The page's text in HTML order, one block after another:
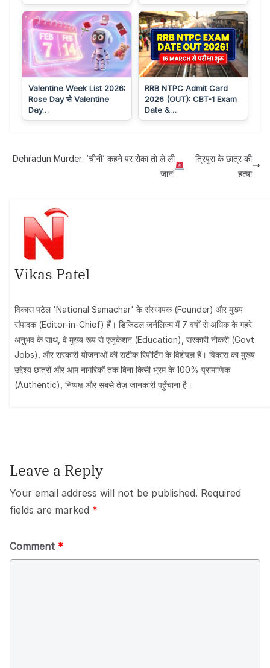
Valentine Week List 2026:
Rose Day से Valentine
Day…
RRB NTPC Admit Card
2026 (OUT): CBT-1 Exam
Date &…
Dehradun Murder: ‘चीनी’ कहने पर रोका तो ले ली
जान!
त्रिपुरा के छात्र की
हत्या
Vikas Patel
विकास पटेल 'National Samachar' के संस्थापक (Founder) और मुख्य
संपादक (Editor-in-Chief) हैं। डिजिटल जर्नलिज्म में 7 वर्षों से अधिक के गहरे
अनुभव के साथ, वे मुख्य रूप से एजुकेशन (Education), सरकारी नौकरी (Govt
Jobs), और सरकारी योजनाओं की सटीक रिपोर्टिंग के विशेषज्ञ हैं। विकास का मुख्य
उद्देश्य छात्रों और आम नागरिकों तक बिना किसी भ्रम के 100% प्रामाणिक
(Authentic), निष्पक्ष और सबसे तेज़ जानकारी पहुँचाना है।
Leave a Reply
Your email address will not be published. Required
fields are marked *
Comment *